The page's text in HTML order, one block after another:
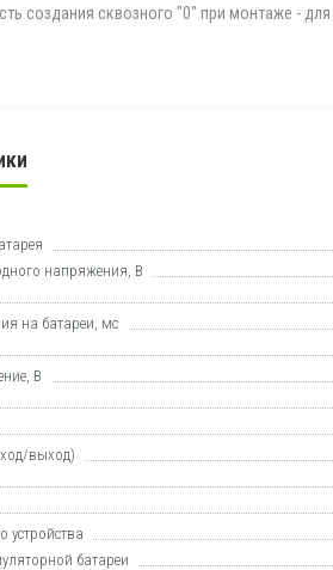
создания сквозного "0" при монтаже -
напряжения, В
на батареи, мс
В
выход)
устройства
батареи